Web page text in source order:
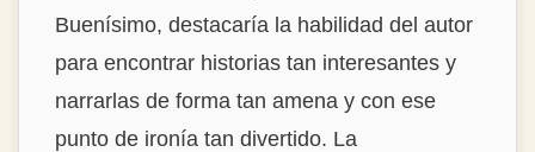
Buenísimo, destacaría la habilidad del autor
para encontrar historias tan interesantes y
narrarlas de forma tan amena y con ese
punto de ironía tan divertido. La